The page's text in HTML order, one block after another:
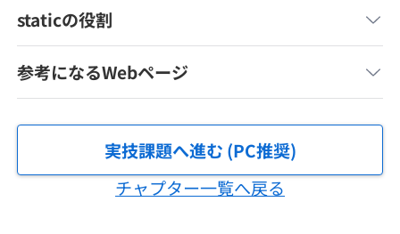
インタビュー
就活成功ガイド
リファレンス
プラン
個人向けプラン
法人向けプラン
再チャレンジ結果一覧
paiza times
note
staticの役割
参考になるWebページ
実技課題へ進む (PC推奨)
チャプター一覧へ戻る